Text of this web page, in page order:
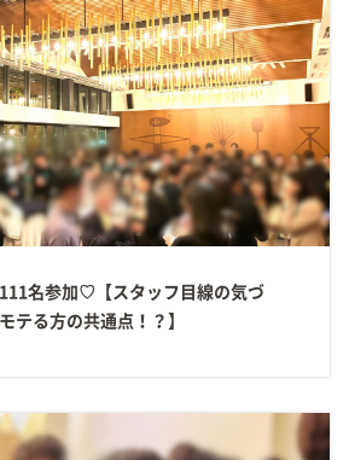
111名参加♡【スタッフ目線の気づ
テる方の共通点！？】